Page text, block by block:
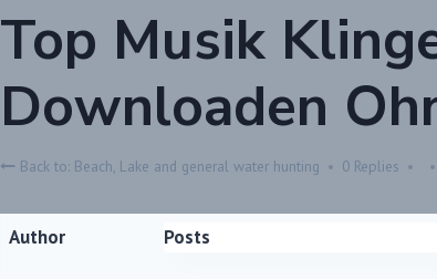
Top Musik
Downloaden
Back to: Beach, Lake and general water hunting 0 Replies
Author Posts